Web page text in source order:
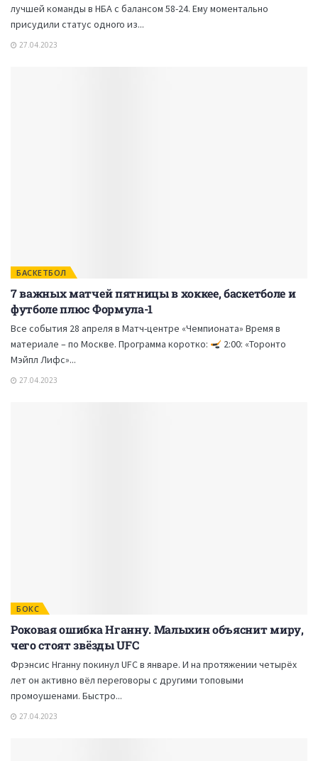
лучшей команды в НБА с балансом 58-24. Ему моментально
присудили статус одного из...
27.04.2023
БАСКЕТБОЛ
7 важных матчей пятницы в хоккее, баскетболе и
футболе плюс Формула-1
Все события 28 апреля в Матч-центре «Чемпионата» Время в
материале – по Москве. Программа коротко:
2:00: «Торонто
Мэйпл Лифс»...
27.04.2023
БОКС
Роковая ошибка Нганну. Малыхин объяснит миру,
чего стоят звёзды UFC
Фрэнсис Нганну покинул UFC в январе. И на протяжении четырёх
лет он активно вёл переговоры с другими топовыми
промоушенами. Быстро...
27.04.2023